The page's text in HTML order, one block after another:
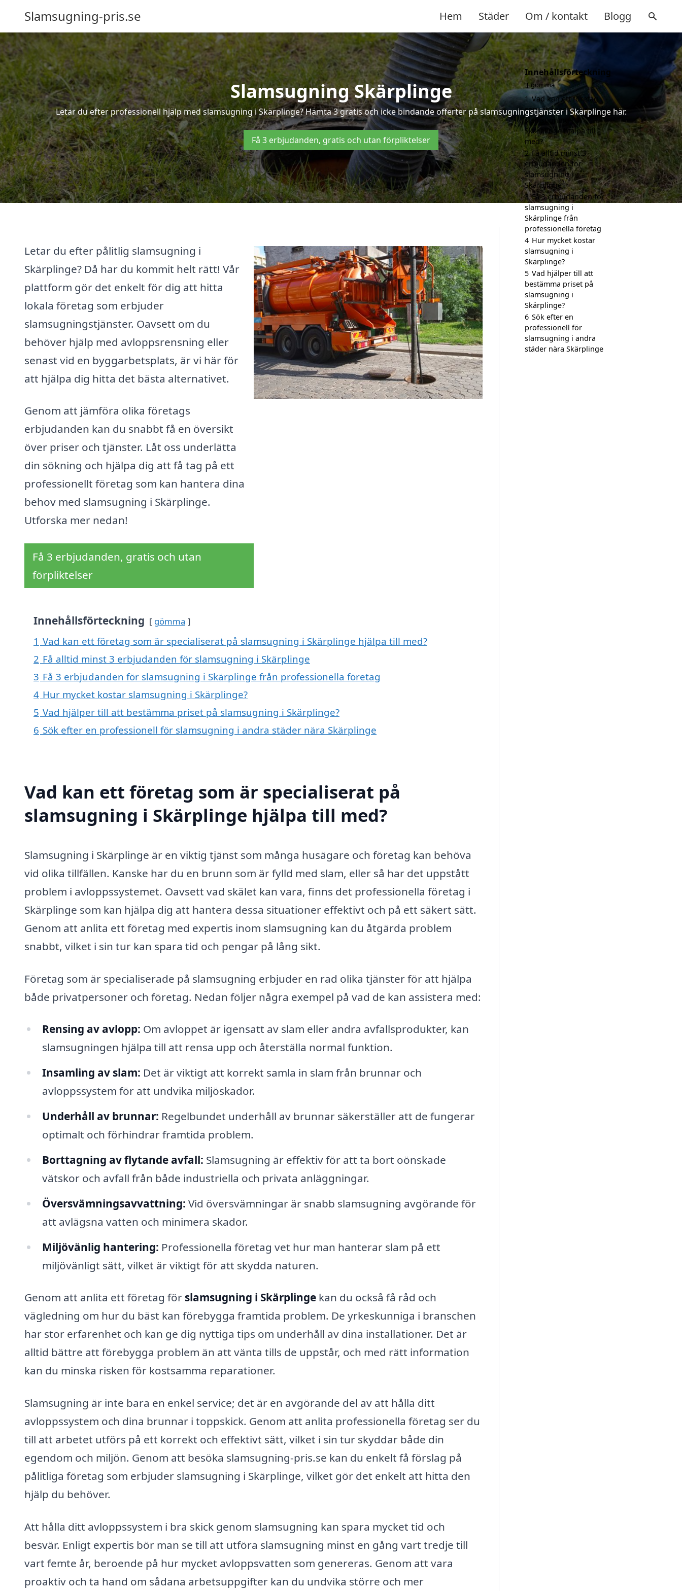
Slamsugning-pris.se Hem Städer Om / kontakt Blogg
Slamsugning Skärplinge
Letar du efter professionell hjälp med slamsugning i Skärplinge? Hämta 3 gratis och icke bindande offerter på slamsugningstjänster i Skärplinge här.
Få 3 erbjudanden, gratis och utan förpliktelser
Letar du efter pålitlig slamsugning i
Skärplinge? Då har du kommit helt rätt! Vår
plattform gör det enkelt för dig att hitta
lokala företag som erbjuder
slamsugningstjänster. Oavsett om du
behöver hjälp med avloppsrensning eller
senast vid en byggarbetsplats, är vi här för
att hjälpa dig hitta det bästa alternativet.
Genom att jämföra olika företags
erbjudanden kan du snabbt få en översikt
över priser och tjänster. Låt oss underlätta
din sökning och hjälpa dig att få tag på ett
professionellt företag som kan hantera dina
behov med slamsugning i Skärplinge.
Utforska mer nedan!
Få 3 erbjudanden, gratis och utan
förpliktelser
Innehållsförteckning gömma
1 Vad kan ett företag som är specialiserat på slamsugning i Skärplinge hjälpa till med?
2 Få alltid minst 3 erbjudanden för slamsugning i Skärplinge
3 Få 3 erbjudanden för slamsugning i Skärplinge från professionella företag
4 Hur mycket kostar slamsugning i Skärplinge?
5 Vad hjälper till att bestämma priset på slamsugning i Skärplinge?
6 Sök efter en professionell för slamsugning i andra städer nära Skärplinge
Vad kan ett företag som är specialiserat på
slamsugning i Skärplinge hjälpa till med?
Slamsugning i Skärplinge är en viktig tjänst som många husägare och företag kan behöva
vid olika tillfällen. Kanske har du en brunn som är fylld med slam, eller så har det uppstått
problem i avloppssystemet. Oavsett vad skälet kan vara, finns det professionella företag i
Skärplinge som kan hjälpa dig att hantera dessa situationer effektivt och på ett säkert sätt.
Genom att anlita ett företag med expertis inom slamsugning kan du åtgärda problem
snabbt, vilket i sin tur kan spara tid och pengar på lång sikt.
Företag som är specialiserade på slamsugning erbjuder en rad olika tjänster för att hjälpa
både privatpersoner och företag. Nedan följer några exempel på vad de kan assistera med:
Rensing av avlopp: Om avloppet är igensatt av slam eller andra avfallsprodukter, kan
slamsugningen hjälpa till att rensa upp och återställa normal funktion.
Insamling av slam: Det är viktigt att korrekt samla in slam från brunnar och
avloppssystem för att undvika miljöskador.
Underhåll av brunnar: Regelbundet underhåll av brunnar säkerställer att de fungerar
optimalt och förhindrar framtida problem.
Borttagning av flytande avfall: Slamsugning är effektiv för att ta bort oönskade
vätskor och avfall från både industriella och privata anläggningar.
Översvämningsavvattning: Vid översvämningar är snabb slamsugning avgörande för
att avlägsna vatten och minimera skador.
Miljövänlig hantering: Professionella företag vet hur man hanterar slam på ett
miljövänligt sätt, vilket är viktigt för att skydda naturen.
Genom att anlita ett företag för slamsugning i Skärplinge kan du också få råd och
vägledning om hur du bäst kan förebygga framtida problem. De yrkeskunniga i branschen
har stor erfarenhet och kan ge dig nyttiga tips om underhåll av dina installationer. Det är
alltid bättre att förebygga problem än att vänta tills de uppstår, och med rätt information
kan du minska risken för kostsamma reparationer.
Slamsugning är inte bara en enkel service; det är en avgörande del av att hålla ditt
avloppssystem och dina brunnar i toppskick. Genom att anlita professionella företag ser du
till att arbetet utförs på ett korrekt och effektivt sätt, vilket i sin tur skyddar både din
egendom och miljön. Genom att besöka slamsugning-pris.se kan du enkelt få förslag på
pålitliga företag som erbjuder slamsugning i Skärplinge, vilket gör det enkelt att hitta den
hjälp du behöver.
Att hålla ditt avloppssystem i bra skick genom slamsugning kan spara mycket tid och
besvär. Enligt expertis bör man se till att utföra slamsugning minst en gång vart tredje till
vart femte år, beroende på hur mycket avloppsvatten som genereras. Genom att vara
proaktiv och ta hand om sådana arbetsuppgifter kan du undvika större och mer
Innehållsförteckning
gömma
1 Vad kan ett företag
som är specialiserat på
slamsugning i
Skärplinge hjälpa till
med?
2 Få alltid minst 3
erbjudanden för
slamsugning i
Skärplinge
3 Få 3 erbjudanden för
slamsugning i
Skärplinge från
professionella företag
4 Hur mycket kostar
slamsugning i
Skärplinge?
5 Vad hjälper till att
bestämma priset på
slamsugning i
Skärplinge?
6 Sök efter en
professionell för
slamsugning i andra
städer nära Skärplinge